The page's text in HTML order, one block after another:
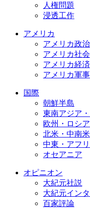
人権問題
浸透工作
アメリカ
アメリカ政治
アメリカ社会
アメリカ経済
アメリカ軍事
国際
朝鮮半島
東南アジア
欧州・ロシア
北米・中南米
中東・アフ
オセアニア
オピニオン
大紀元社説
大紀元イン
百家評論